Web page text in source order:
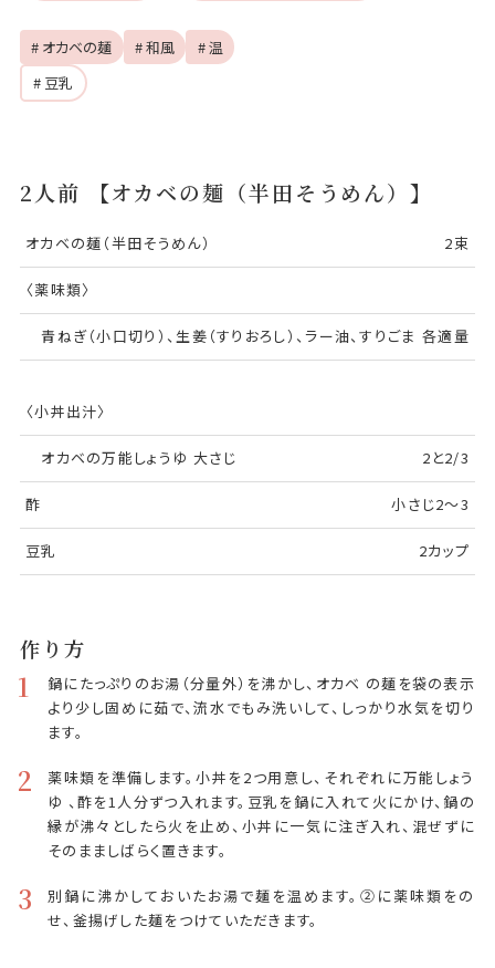
# オカベの麺 # 和風
# 温
# 豆乳
2人前 【オカベの麺（半田そうめん）】
オカベの麺（半田そうめん） 2束
〈薬味類〉
青ねぎ（小口切り）、生姜（すりおろし）、ラー油、すりごま 各適量
〈小丼出汁〉
オカベの万能しょうゆ 大さじ 2と2/3
酢 小さじ2〜3
豆乳 2カップ
作り方
1
鍋にたっぷりのお湯（分量外）を沸かし、オカベ の麺を袋の表示
より少し固めに茹で、流水でもみ洗いして、しっかり水気を切り
ます。
2
薬味類を準備します。小丼を2つ用意し、それぞれに万能しょう
ゆ 、酢を1人分ずつ入れます。豆乳を鍋に入れて火にかけ、鍋の
縁が沸々としたら火を止め、小丼に一気に注ぎ入れ、混ぜずに
そのまましばらく置きます。
3
別鍋に沸かしておいたお湯で麺を温めます。②に薬味類をの
せ、釜揚げした麺をつけていただきます。